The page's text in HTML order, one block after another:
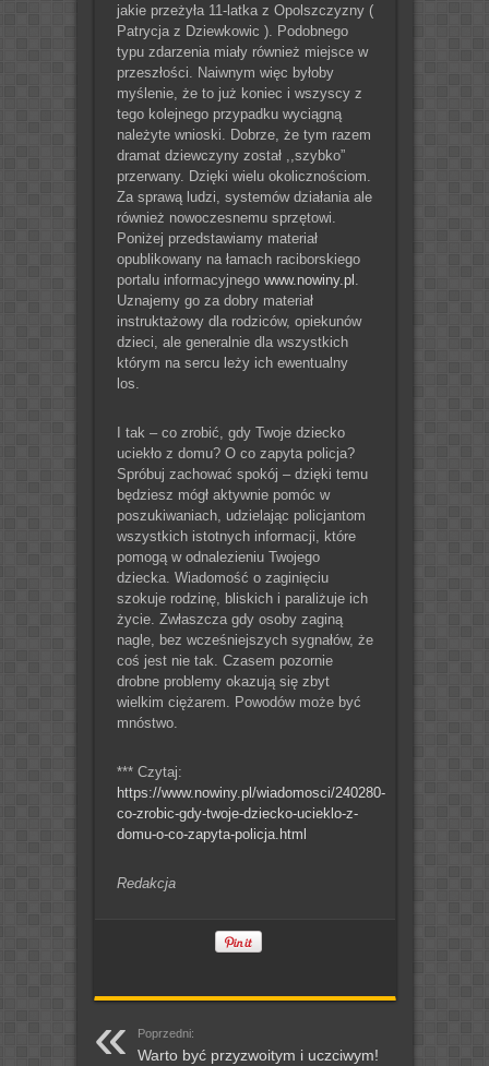
jakie przeżyła 11-latka z Opolszczyzny (
Patrycja z Dziewkowic ). Podobnego
typu zdarzenia miały również miejsce w
przeszłości. Naiwnym więc byłoby
myślenie, że to już koniec i wszyscy z
tego kolejnego przypadku wyciągną
należyte wnioski. Dobrze, że tym razem
dramat dziewczyny został ,,szybko”
przerwany. Dzięki wielu okolicznościom.
Za sprawą ludzi, systemów działania ale
również nowoczesnemu sprzętowi.
Poniżej przedstawiamy materiał
opublikowany na łamach raciborskiego
portalu informacyjnego www.nowiny.pl .
Uznajemy go za dobry materiał
instruktażowy dla rodziców, opiekunów
dzieci, ale generalnie dla wszystkich
którym na sercu leży ich ewentualny
los.
I tak – co zrobić, gdy Twoje dziecko
uciekło z domu? O co zapyta policja?
Spróbuj zachować spokój – dzięki temu
będziesz mógł aktywnie pomóc w
poszukiwaniach, udzielając policjantom
wszystkich istotnych informacji, które
pomogą w odnalezieniu Twojego
dziecka. Wiadomość o zaginięciu
szokuje rodzinę, bliskich i paraliżuje ich
życie. Zwłaszcza gdy osoby zaginą
nagle, bez wcześniejszych sygnałów, że
coś jest nie tak. Czasem pozornie
drobne problemy okazują się zbyt
wielkim ciężarem. Powodów może być
mnóstwo.
*** Czytaj:
https://www.nowiny.pl/wiadomosci/240280-
co-zrobic-gdy-twoje-dziecko-ucieklo-z-
domu-o-co-zapyta-policja.html
Redakcja
Poprzedni:
Warto być przyzwoitym i uczciwym!